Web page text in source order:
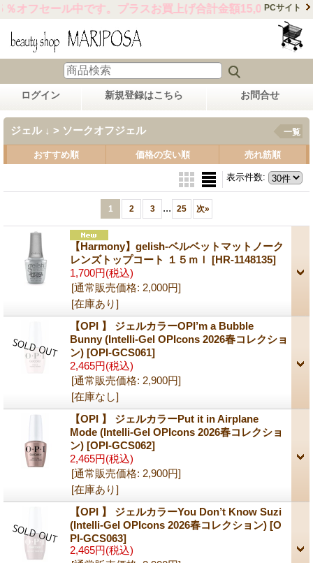
フセール中です。プラスお買上げ合計金額15,000円以上で
PCサイト
ログイン 新規登録はこちら お問合せ
ジェル ↓ > ソークオフジェル 一覧
おすすめ順 価格の安い順 売れ筋順
表示件数:
1 2 3 ... 25 次»
【Harmony】gelish-ベルベットマットノーク
レンズトップコート １５ｍｌ [HR-1148135]
1,700円(税込)
[通常販売価格: 2,000円]
[在庫あり]
【OPI 】 ジェルカラーOPI’m a ​Bubble
Bunny (Intelli-Gel OPIcons 2026春コレクショ
ン) [OPI-GCS061]
2,465円(税込)
[通常販売価格: 2,900円]
[在庫なし]
【OPI 】 ジェルカラーPut it in Airplane
Mode (Intelli-Gel OPIcons 2026春コレクショ
ン) [OPI-GCS062]
2,465円(税込)
[通常販売価格: 2,900円]
[在庫あり]
【OPI 】 ジェルカラーYou Don’t Know Suzi
(Intelli-Gel OPIcons 2026春コレクション) [O
PI-GCS063]
2,465円(税込)